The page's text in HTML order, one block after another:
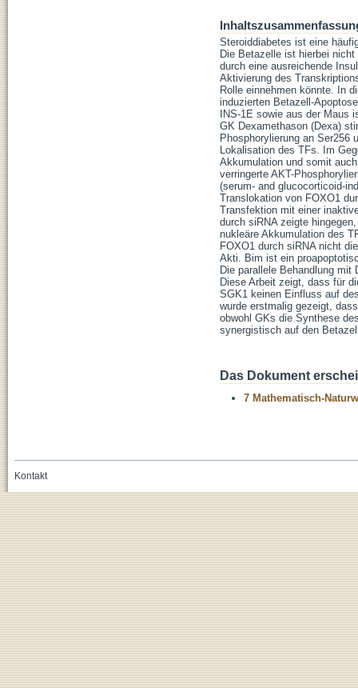
Steroiddiabetes ist eine
Die Betazelle ist hierbei
durch eine ausreichende
Aktivierung des
Rolle einnehmen könnte. In
induzierten Betazell-
INS-1E sowie aus der Maus
GK Dexamethason (Dexa)
Phosphorylierung an Ser256
Lokalisation des TFs. Im
Akkumulation und somit
verringerte AKT-
(serum- and glucocorticoid-
Translokation von FOXO1
Transfektion mit einer
durch siRNA zeigte
nukleäre Akkumulation des
FOXO1 durch siRNA nicht
Akti. Bim ist ein
Die parallele Behandlung
Diese Arbeit zeigt, dass für
SGK1 keinen Einfluss auf
wurde erstmalig gezeigt,
obwohl GKs die Synthese
synergistisch auf den
Das Dokument
7 Mathematisch-
Kontakt